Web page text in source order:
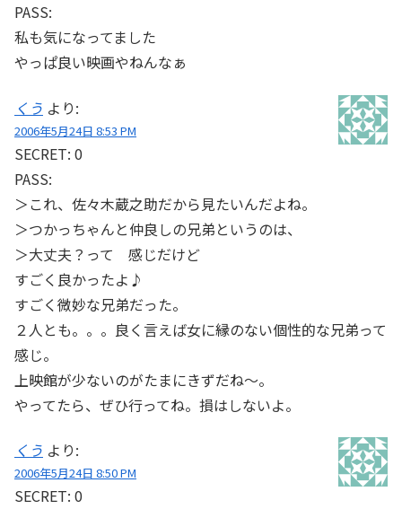
PASS:
私も気になってました
やっぱ良い映画やねんなぁ
くう より:
2006年5月24日 8:53 PM
SECRET: 0
PASS:
＞これ、佐々木蔵之助だから見たいんだよね。
＞つかっちゃんと仲良しの兄弟というのは、
＞大丈夫？って 感じだけど
すごく良かったよ♪
すごく微妙な兄弟だった。
２人とも。。。良く言えば女に縁のない個性的な兄弟って
感じ。
上映館が少ないのがたまにきずだね～。
やってたら、ぜひ行ってね。損はしないよ。
くう より:
2006年5月24日 8:50 PM
SECRET: 0